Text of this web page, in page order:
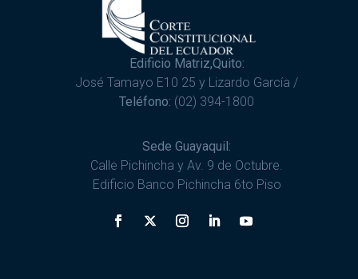
Edificio Matriz,Quito:
José Tamayo E10 25 y Lizardo García /
Teléfono: (02) 394-1800
Sede Guayaquil:
Calle Pichincha y Av. 9 de Octubre.
Edificio Banco Pichincha 6to Piso